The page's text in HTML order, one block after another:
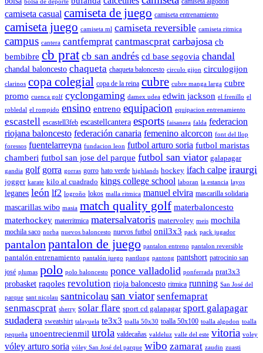
bolsa de deporte
camiseta casual camiseta de juego camiseta entrenamiento
camiseta juego camiseta ml camiseta reversible camiseta ritmica
campus cantera cantfemprat cantmascprat carbajosa cb
bembibre cb prat cb san andrés cd base segovia chandal
chandal baloncesto chaqueta chaqueta baloncesto circulo gijon circulogijon
clarinos copa colegial copa de la reina cubre cubre manga larga cubre
promo cuenca golf cyclongaming damex udea edwin jackson el frenillo el
robledal el rompido ensino entreno equipacion equipacion entrenamiento
escastell escastell3feb escastellcantera esports faisanera falda federacion
riojana baloncesto federación canaria femenino alcorcon font del llop
foressos fuentelarreyna fundacion leon futbol arturo soria futbol maristas
chamberi futbol san jose del parque futbol san viator galapagar
gandia golf gorra gorras gorro hato verde highlands hockey ifach calpe iraurgi
jogger karate kilo al cuadrado kings college school laboran la estancia layos
leganes león lf2 logroño lokos malla ritmica manuel elvira mascarilla solidaria
mascarillas wibo masia match quality golf materbaloncesto
materhockey materritmica matersalvatoris matervoley meis mochila
mochila saco norba nuevos baloncesto nuevos futbol onil3x3 pack pack jugador
pantalon pantalon de juego pantalon entreno pantalon reversible
pantalón entrenamiento pantalón juego pantlong pantong pantshort patrocinio san
josé plumas polo polo baloncesto ponce valladolid ponferrada prat3x3
probasket raqoles revolution rioja baloncesto ritmica running San José del
parque sant nicolau santnicolau san viator senfemaprat
senmascprat sherry solar flare sport cd galapagar sport galapagar
sudadera sweatshirt talayuela te3x3 toalla 50x30 toalla 50x100 toalla algodon toalla
pequeña unoentrecienmil urola valdecañas valdeluz valle del este vitoria voley
vóley arturo soria vóley San José del parque wibo zamarat zaudin zuasti